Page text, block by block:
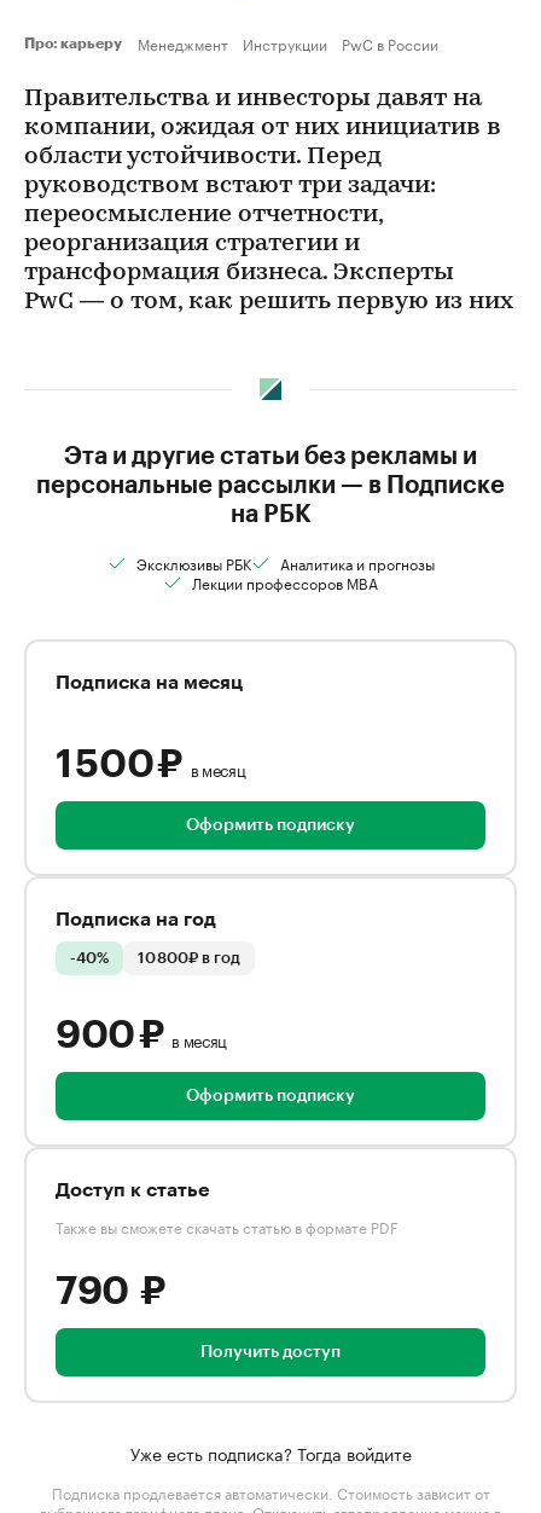
Про: карьеру Менеджмент Инструкции PwC в России
Правительства и инвесторы давят на
компании, ожидая от них инициатив в
области устойчивости. Перед
руководством встают три задачи:
переосмысление отчетности,
реорганизация стратегии и
трансформация бизнеса. Эксперты
PwC — о том, как решить первую из них
Эта и другие статьи без рекламы и
персональные рассылки — в Подписке
на РБК
Эксклюзивы РБК
Аналитика и прогнозы
Лекции профессоров MBA
Подписка на месяц
1 500 ₽ в месяц
Оформить подписку
Подписка на год
-40% 10 800₽ в год
900 ₽ в месяц
Оформить подписку
Доступ к статье
Также вы сможете скачать статью в формате PDF
790 ₽
Получить доступ
Уже есть подписка? Тогда войдите
Подписка продлевается автоматически. Стоимость зависит от